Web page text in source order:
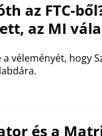
az FTC-
az MI
véleményét, hogy
és a